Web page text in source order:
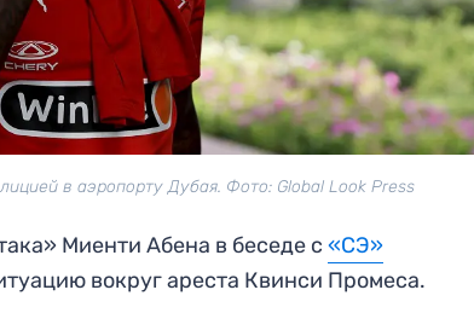
в аэропорту Дубая. Фото: Global Look Press
Миенти Абена в беседе с«СЭ»
вокруг ареста Квинси Промеса.